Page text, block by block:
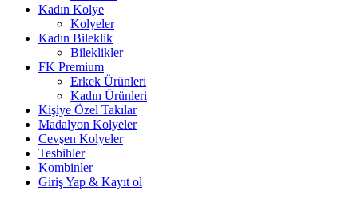
Kadın Kolye
Kolyeler
Kadın Bileklik
Bileklikler
FK Premium
Erkek Ürünleri
Kadın Ürünleri
Kişiye Özel Takılar
Madalyon Kolyeler
Cevşen Kolyeler
Tesbihler
Kombinler
Giriş Yap & Kayıt ol